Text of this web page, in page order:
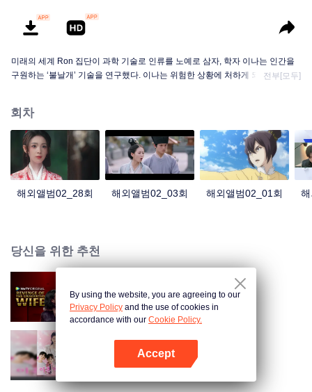
미래의 세계 Ron 집단이 과학 기술로 인류를 노예로 삼자, 학자 이나는 인간을
구원하는 ‘불날개’ 기술을 연구했다. 이나는 위험한 상황에 처하게 되자, 딸 이미
전부[모두]
회차
해외앨범02_28회 해외앨범02_03회 해외앨범02_01회
당신을 위한 추천
아내의 반격
이혼 역주행
By using the website, you are agreeing to our
Privacy Policy and the use of cookies in
accordance with our Cookie Policy.
Accept